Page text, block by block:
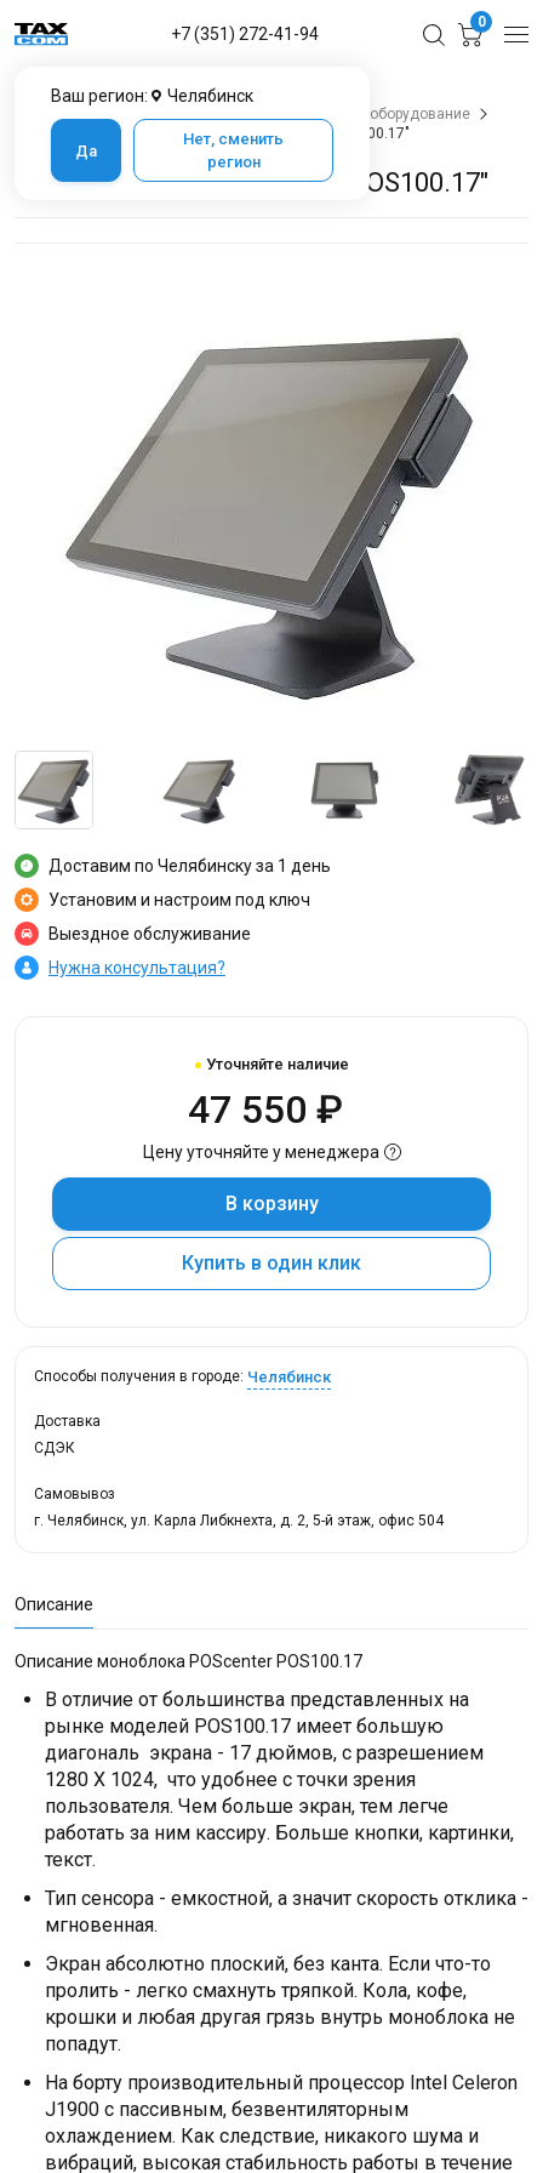
Ваш регион: Челябинск
Да
Нет, сменить
регион
+7 (351) 272-41-94
0
POS-оборудование
POS-терминалы
POS-терминал "POScenter POS100.17"
POS-терминал "POScenter POS100.17"
Доставим по Челябинску за 1 день
Установим и настроим под ключ
Выездное обслуживание
Нужна консультация?
Уточняйте наличие
47 550 ₽
Цену уточняйте у менеджера
В корзину
Купить в один клик
Способы получения в городе: Челябинск
Доставка
СДЭК
Самовывоз
г. Челябинск, ул. Карла Либкнехта, д. 2, 5-й этаж, офис 504
Описание
Описание моноблока POScenter POS100.17
В отличие от большинства представленных на
рынке моделей POS100.17 имеет большую
диагональ экрана - 17 дюймов, с разрешением
1280 X 1024, что удобнее с точки зрения
пользователя. Чем больше экран, тем легче
работать за ним кассиру. Больше кнопки, картинки,
текст.
Тип сенсора - емкостной, а значит скорость отклика -
мгновенная.
Экран абсолютно плоский, без канта. Если что-то
пролить - легко смахнуть тряпкой. Кола, кофе,
крошки и любая другая грязь внутрь моноблока не
попадут.
На борту производительный процессор Intel Celeron
J1900 с пассивным, безвентиляторным
охлаждением. Как следствие, никакого шума и
вибраций, высокая стабильность работы в течение